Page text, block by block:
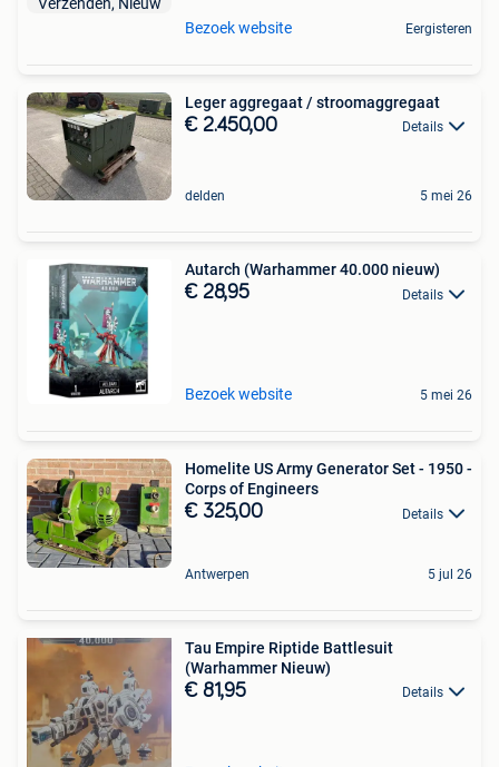
Bezoek website Eergisteren
Leger aggregaat / stroomaggregaat
€ 2.450,00 Details
delden 5 mei 26
Autarch (Warhammer 40.000 nieuw)
€ 28,95 Details
Bezoek website 5 mei 26
Homelite US Army Generator Set - 1950 -
Corps of Engineers
€ 325,00 Details
Antwerpen 5 jul 26
Tau Empire Riptide Battlesuit
(Warhammer Nieuw)
€ 81,95 Details